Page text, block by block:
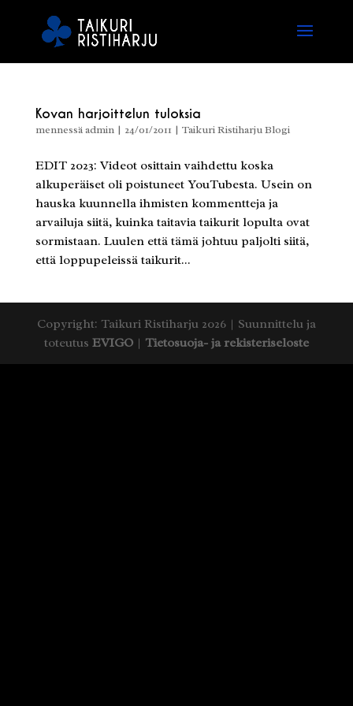
Kovan harjoittelun tuloksia
mennessäadmin| 24/01/2011 | Taikuri Ristiharju Blogi
EDIT 2023: Videot osittain vaihdettu koska
alkuperäiset oli poistuneet YouTubesta. Usein on
hauska kuunnella ihmisten kommentteja ja
arvailuja siitä, kuinka taitavia taikurit lopulta ovat
sormistaan. Luulen että tämä johtuu paljolti siitä,
että loppupeleissä taikurit...
Copyright: Taikuri Ristiharju 2026 | Suunnittelu ja
toteutus EVIGO| Tietosuoja- ja rekisteriseloste